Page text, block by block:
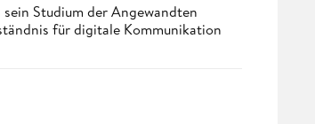
Studium der Angewandten
für digitale Kommunikation